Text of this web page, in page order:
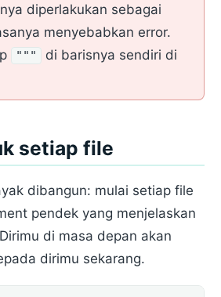
diperlakukan sebagai
menyebabkan error.
"""
di barisnya sendiri di
setiap file
dibangun: mulai setiap file
pendek yang menjelaskan
di masa depan akan
dirimu sekarang.